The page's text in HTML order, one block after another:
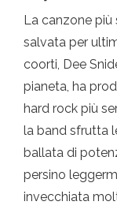
La canzone
salvata per
coorti, Dee
pianeta, ha
hard rock più
la band sfrutta
ballata di
persino
invecchiata